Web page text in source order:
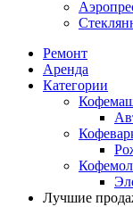
Ремонт
Аренда
Категории
Лучшие